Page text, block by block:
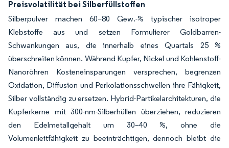
Preisvolatilität bei Silberfüllstoffen
Silberpulver machen 60–80 Gew.-% typischer isotroper
Klebstoffe aus und setzen Formulierer Goldbarren-
Schwankungen aus, die innerhalb eines Quartals 25 %
überschreiten können. Während Kupfer, Nickel und Kohlenstoff-
Nanoröhren Kosteneinsparungen versprechen, begrenzen
Oxidation, Diffusion und Perkolationsschwellen ihre Fähigkeit,
Silber vollständig zu ersetzen. Hybrid-Partikelarchitekturen, die
Kupferkerne mit 300-nm-Silberhüllen überziehen, reduzieren
den Edelmetallgehalt um 30–40 %, ohne die
Volumenleitfähigkeit zu beeinträchtigen, dennoch bleibt die